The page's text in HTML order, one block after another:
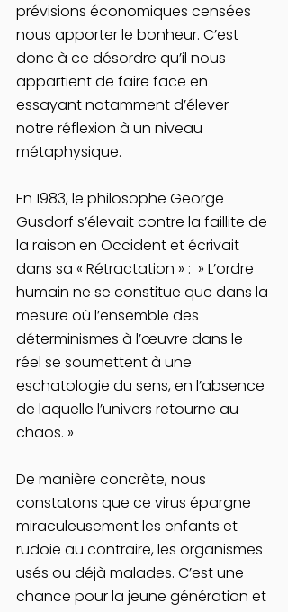
prévisions économiques censées
nous apporter le bonheur. C’est
donc à ce désordre qu’il nous
appartient de faire face en
essayant notamment d’élever
notre réflexion à un niveau
métaphysique.
En 1983, le philosophe George
Gusdorf s’élevait contre la faillite de
la raison en Occident et écrivait
dans sa « Rétractation » :  » L’ordre
humain ne se constitue que dans la
mesure où l’ensemble des
déterminismes à l’œuvre dans le
réel se soumettent à une
eschatologie du sens, en l’absence
de laquelle l’univers retourne au
chaos. »
De manière concrète, nous
constatons que ce virus épargne
miraculeusement les enfants et
rudoie au contraire, les organismes
usés ou déjà malades. C’est une
chance pour la jeune génération et